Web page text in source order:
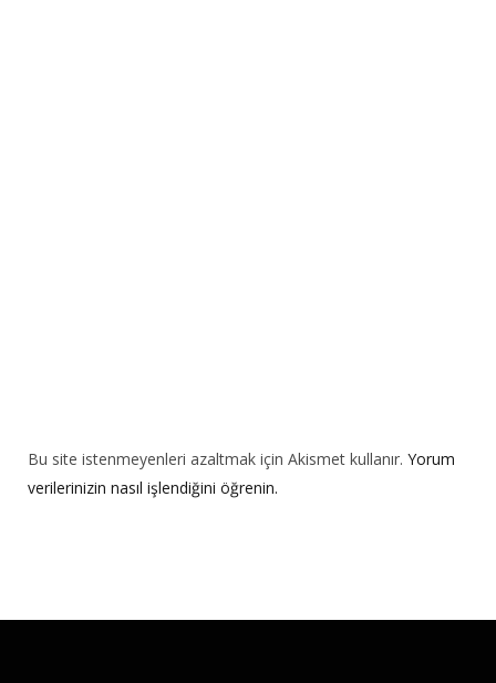
Bu site istenmeyenleri azaltmak için Akismet kullanır. Yorum
verilerinizin nasıl işlendiğini öğrenin.